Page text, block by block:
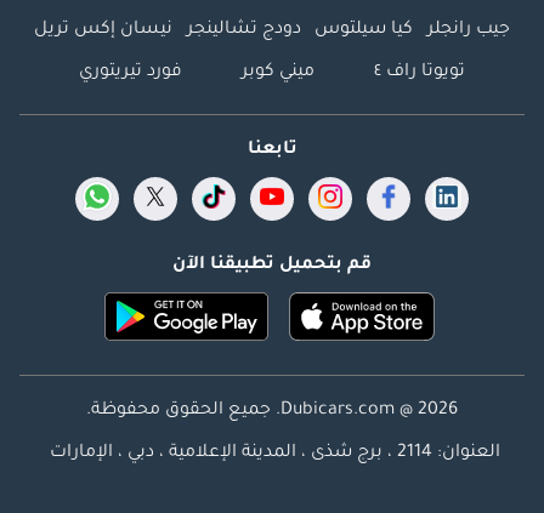
جيب رانجلر كيا سيلتوس دودج تشالينجر نيسان إكس تريل
تويوتا راف ٤ ميني كوبر فورد تيريتوري
تابعنا
قم بتحميل تطبيقنا الآن
Dubicars.com @ 2026. جميع الحقوق محفوظة.
العنوان: 2114 ، برج شذى ، المدينة الإعلامية ، دبي ، الإمارات